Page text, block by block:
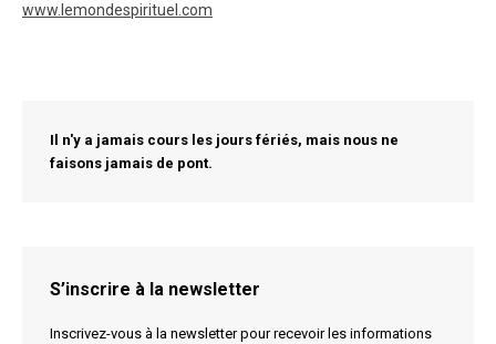
www.lemondespirituel.com
Il n'y a jamais cours les jours fériés, mais nous ne
faisons jamais de pont.
S’inscrire à la newsletter
Inscrivez-vous à la newsletter pour recevoir les informations